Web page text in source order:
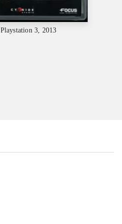
Playstation 3, 2013